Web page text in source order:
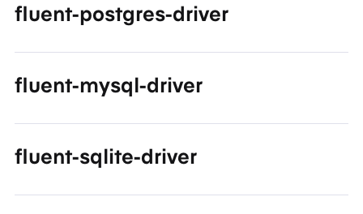
fluent-postgres-driver
fluent-mysql-driver
fluent-sqlite-driver